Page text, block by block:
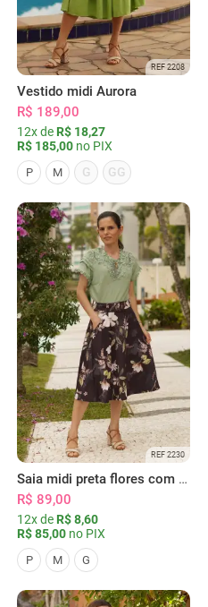
REF 2208
Vestido midi Aurora
R$ 189,00
12x de R$ 18,27
R$ 185,00 no PIX
P M G GG
REF 2230
Saia midi preta flores com bolsos
R$ 89,00
12x de R$ 8,60
R$ 85,00 no PIX
P M G